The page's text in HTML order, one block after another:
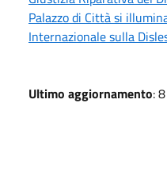
Palazzo di Città si
Internazionale sulla
Ultimo aggiornamento: